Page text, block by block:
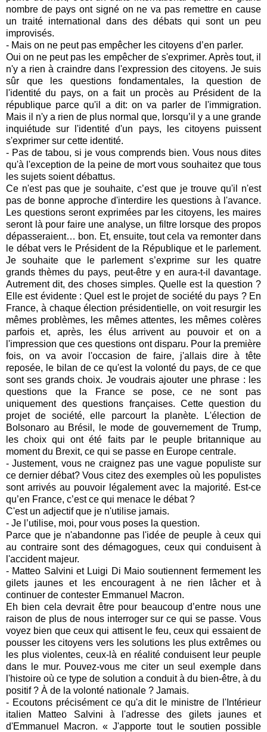
nombre de pays ont signé on ne va pas remettre en cause
un traité international dans des débats qui sont un peu
improvisés.
- Mais on ne peut pas empêcher les citoyens d’en parler.
Oui on ne peut pas les empêcher de s'exprimer. Après tout, il
n'y a rien à craindre dans l'expression des citoyens. Je suis
sûr que les questions fondamentales, la question de
l'identité du pays, on a fait un procès au Président de la
république parce qu'il a dit: on va parler de l'immigration.
Mais il n'y a rien de plus normal que, lorsqu’il y a une grande
inquiétude sur l'identité d'un pays, les citoyens puissent
s'exprimer sur cette identité.
- Pas de tabou, si je vous comprends bien. Vous nous dites
qu'à l'exception de la peine de mort vous souhaitez que tous
les sujets soient débattus.
Ce n'est pas que je souhaite, c’est que je trouve qu'il n'est
pas de bonne approche d'interdire les questions à l'avance.
Les questions seront exprimées par les citoyens, les maires
seront là pour faire une analyse, un filtre lorsque des propos
dépasseraient… bon. Et, ensuite, tout cela va remonter dans
le débat vers le Président de la République et le parlement.
Je souhaite que le parlement s’exprime sur les quatre
grands thèmes du pays, peut-être y en aura-t-il davantage.
Autrement dit, des choses simples. Quelle est la question ?
Elle est évidente : Quel est le projet de société du pays ? En
France, à chaque élection présidentielle, on voit resurgir les
mêmes problèmes, les mêmes attentes, les mêmes colères
parfois et, après, les élus arrivent au pouvoir et on a
l'impression que ces questions ont disparu. Pour la première
fois, on va avoir l'occasion de faire, j'allais dire à tête
reposée, le bilan de ce qu'est la volonté du pays, de ce que
sont ses grands choix. Je voudrais ajouter une phrase : les
questions que la France se pose, ce ne sont pas
uniquement des questions françaises. Cette question du
projet de société, elle parcourt la planète. L'élection de
Bolsonaro au Brésil, le mode de gouvernement de Trump,
les choix qui ont été faits par le peuple britannique au
moment du Brexit, ce qui se passe en Europe centrale.
- Justement, vous ne craignez pas une vague populiste sur
ce dernier débat? Vous citez des exemples où les populistes
sont arrivés au pouvoir légalement avec la majorité. Est-ce
qu’en France, c’est ce qui menace le débat ?
C'est un adjectif que je n'utilise jamais.
- Je l’utilise, moi, pour vous poses la question.
Parce que je n'abandonne pas l'idée de peuple à ceux qui
au contraire sont des démagogues, ceux qui conduisent à
l'accident majeur.
- Matteo Salvini et Luigi Di Maio soutiennent fermement les
gilets jaunes et les encouragent à ne rien lâcher et à
continuer de contester Emmanuel Macron.
Eh bien cela devrait être pour beaucoup d’entre nous une
raison de plus de nous interroger sur ce qui se passe. Vous
voyez bien que ceux qui attisent le feu, ceux qui essaient de
pousser les citoyens vers les solutions les plus extrêmes ou
les plus violentes, ceux-là en réalité conduisent leur peuple
dans le mur. Pouvez-vous me citer un seul exemple dans
l'histoire où ce type de solution a conduit à du bien-être, à du
positif ? À de la volonté nationale ? Jamais.
- Ecoutons précisément ce qu'a dit le ministre de l'Intérieur
italien Matteo Salvini à l'adresse des gilets jaunes et
d'Emmanuel Macron. « J'apporte tout le soutien possible